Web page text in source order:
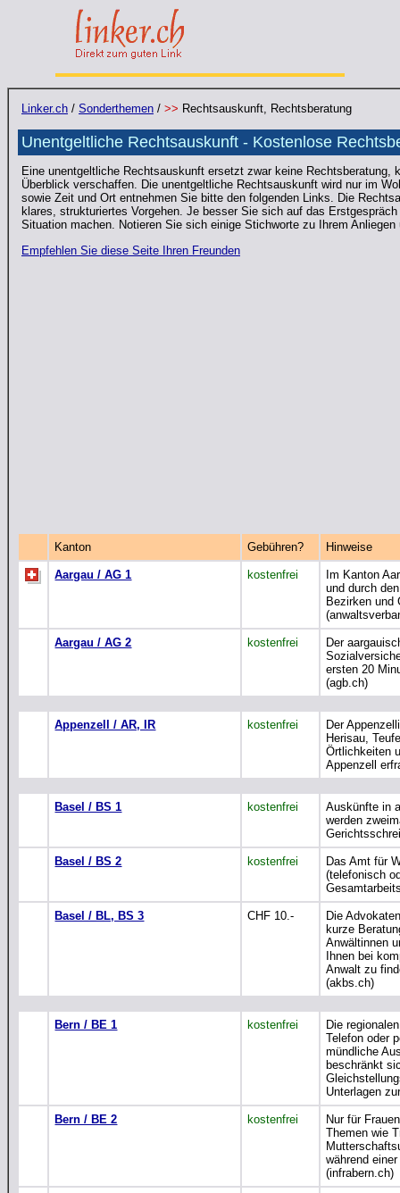
Linker.ch / Sonderthemen / >> Rechtsauskunft, Rechtsberatung
Unentgeltliche Rechtsauskunft - Kostenlose
Eine unentgeltliche Rechtsauskunft ersetzt zwar keine
Überblick verschaffen. Die unentgeltliche Rechtsauskunft wird nur im
sowie Zeit und Ort entnehmen Sie bitte den folgenden Links. Die
klares, strukturiertes Vorgehen. Je besser Sie sich auf das
Situation machen. Notieren Sie sich einige Stichworte zu Ihrem
Empfehlen Sie diese Seite Ihren Freunden
Kanton Gebühren? Hinweise
Aargau / AG 1 kostenfrei
Im Kanton
und durch
Bezirken und
Aargau / AG 2 kostenfrei
Der
ersten 20
(agb.ch)
Appenzell / AR, IR kostenfrei
Der
Herisau,
Örtlichkeiten
Appenzell
Basel / BS 1 kostenfrei
Auskünfte in
werden
Basel / BS 2 kostenfrei
Das Amt für
(telefonisch
Basel / BL, BS 3 CHF 10.-
Die
kurze
Anwältinnen
Ihnen bei
Anwalt zu
(akbs.ch)
Bern / BE 1 kostenfrei
Die
Telefon oder
mündliche
beschränkt
Unterlagen
Bern / BE 2 kostenfrei
Nur für
Themen wie
während
(infrabern.ch)